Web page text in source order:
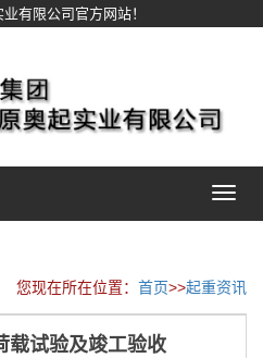
有限公司官方网站！
Toggle
您现在所在位置： 首页>>起重资讯
载试验及竣工验收